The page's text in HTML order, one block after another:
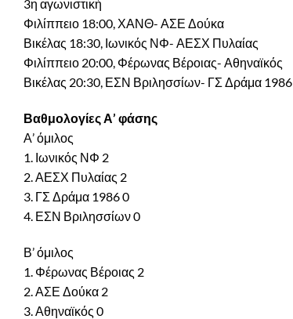
3η αγωνιστική
Φιλίππειο 18:00, ΧΑΝΘ- ΑΣΕ Δούκα
Βικέλας 18:30, Ιωνικός ΝΦ- ΑΕΣΧ Πυλαίας
Φιλίππειο 20:00, Φέρωνας Βέροιας- Αθηναϊκός
Βικέλας 20:30, ΕΣΝ Βριλησσίων- ΓΣ Δράμα 1986
Βαθμολογίες Α’ φάσης
Α’ όμιλος
1. Ιωνικός ΝΦ 2
2. ΑΕΣΧ Πυλαίας 2
3. ΓΣ Δράμα 1986 0
4. ΕΣΝ Βριλησσίων 0
Β’ όμιλος
1. Φέρωνας Βέροιας 2
2. ΑΣΕ Δούκα 2
3. Αθηναϊκός 0